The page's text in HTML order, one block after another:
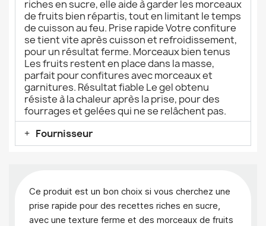
riches en sucre, elle aide à garder les morceaux
de fruits bien répartis, tout en limitant le temps
de cuisson au feu. Prise rapide Votre confiture
se tient vite après cuisson et refroidissement,
pour un résultat ferme. Morceaux bien tenus
Les fruits restent en place dans la masse,
parfait pour confitures avec morceaux et
garnitures. Résultat fiable Le gel obtenu
résiste à la chaleur après la prise, pour des
fourrages et gelées qui ne se relâchent pas.
Fournisseur
Ce produit est un bon choix si vous cherchez une
prise rapide pour des recettes riches en sucre,
avec une texture ferme et des morceaux de fruits